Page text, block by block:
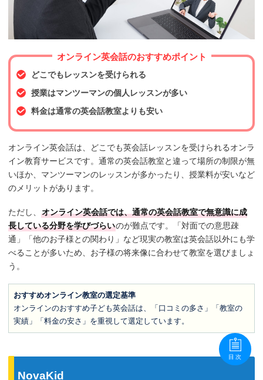
オンライン英会話のおすすめポイント
どこでもレッスンを受けられる
授業はマンツーマンの個人レッスンが多い
料金は通常の英会話教室よりも安い
オンライン英会話は、どこでも英会話レッスンを受けられるオンラ
イン教育サービスです。通常の英会話教室と違って場所の制限が無
いほか、マンツーマンのレッスンが多かったり、授業料が安いなど
のメリットがあります。
ただし、 オンライン英会話では、通常の英会話教室で無意識に成
長している分野を学びづらいのが難点です。「対面での意思疎
通」「他のお子様との関わり」など現実の教室は英会話以外にも学
べることが多いため、お子様の将来像に合わせて教室を選びましょ
う。
おすすめオンライン教室の選定基準
オンラインのおすすめ子ども英会話は、「口コミの多さ」「教室の
実績」「料金の安さ」を重視して選定しています。
NovaKid
目次